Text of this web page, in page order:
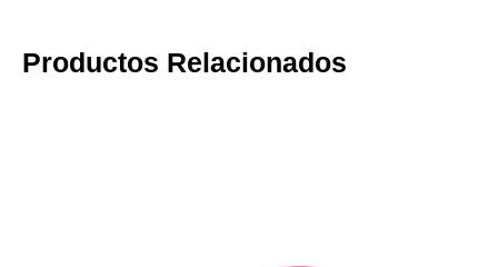
Productos Relacionados